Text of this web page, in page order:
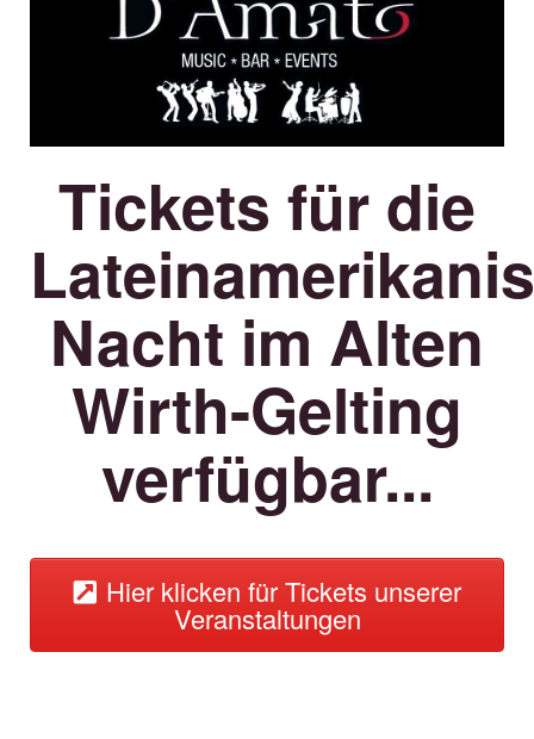
Tickets für die
Nacht im Alten
Wirth-Gelting
verfügbar...
Hier klicken für Tickets unserer
Veranstaltungen